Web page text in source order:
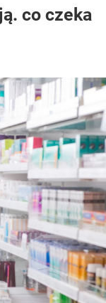
co czeka